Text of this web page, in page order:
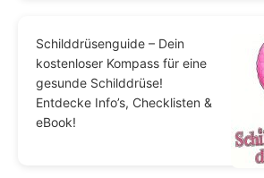
Schilddrüsenguide – Dein
kostenloser Kompass für eine
gesunde Schilddrüse!
Entdecke Info’s, Checklisten &
eBook!